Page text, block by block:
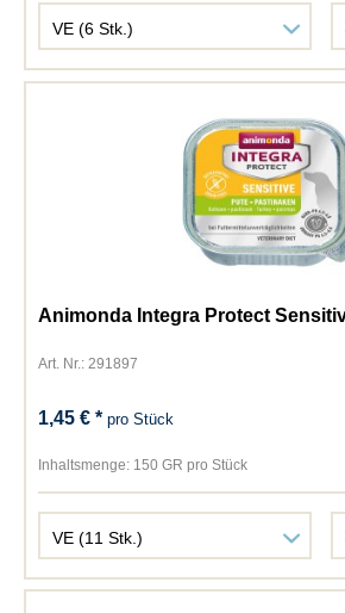
Animonda Integra Protect
Art. Nr.: 291897
1,45 € *pro Stück
Inhaltsmenge: 150 GR pro Stück